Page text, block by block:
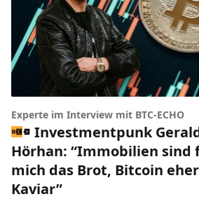
Experte im Interview mit BTC-ECHO
Investmentpunk
Hörhan: “Immobilien sind
mich das Brot, Bitcoin
Kaviar”